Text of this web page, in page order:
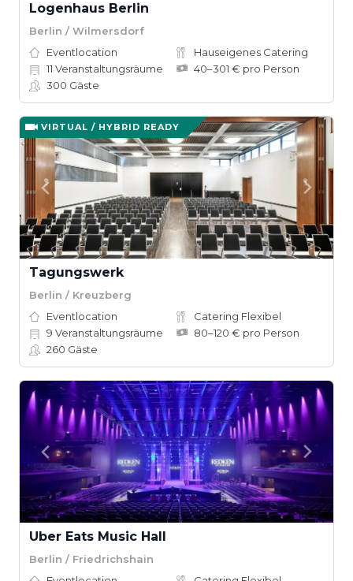
Logenhaus Berlin
Berlin / Wilmersdorf
Eventlocation
Hauseigenes Catering
11 Veranstaltungsräume
40–301 € pro Person
300 Gäste
VIRTUAL / HYBRID READY
Tagungswerk
Berlin / Kreuzberg
Eventlocation
Catering Flexibel
9 Veranstaltungsräume
80–120 € pro Person
260 Gäste
Uber Eats Music Hall
Berlin / Friedrichshain